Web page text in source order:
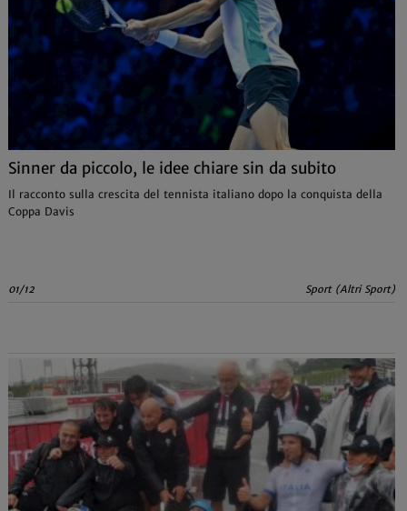
Sinner da piccolo, le idee chiare sin da subito
Il racconto sulla crescita del tennista italiano dopo la conquista della
Coppa Davis
01/12 Sport (Altri Sport)